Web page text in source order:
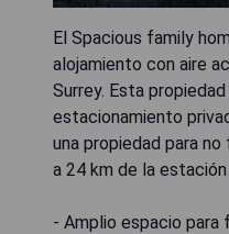
El Spacious family
alojamiento con aire
Surrey. Esta
estacionamiento
una propiedad para
a 24 km de la
- Amplio espacio para